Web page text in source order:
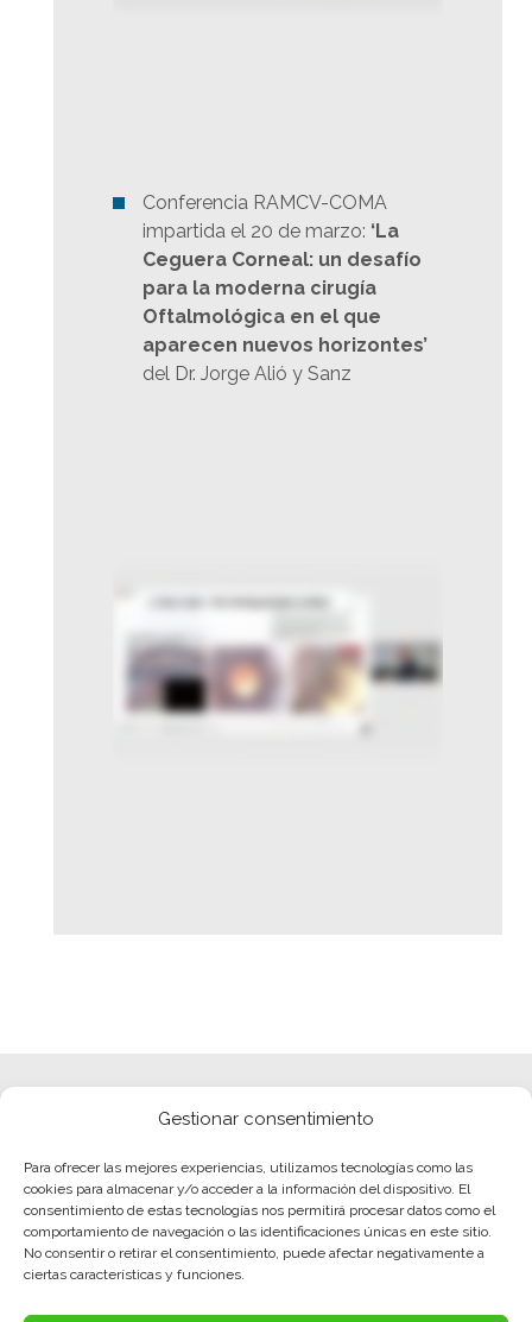
Gestionar consentimiento
Para ofrecer las mejores experiencias, utilizamos tecnologías como las
cookies para almacenar y/o acceder a la información del dispositivo. El
consentimiento de estas tecnologías nos permitirá procesar datos como el
comportamiento de navegación o las identificaciones únicas en este sitio.
No consentir o retirar el consentimiento, puede afectar negativamente a
ciertas características y funciones.
Conferencia RAMCV-COMA
impartida el 20 de marzo: ‘La
Ceguera Corneal: un desafío
para la moderna cirugía
Oftalmológica en el que
aparecen nuevos horizontes’
del Dr. Jorge Alió y Sanz